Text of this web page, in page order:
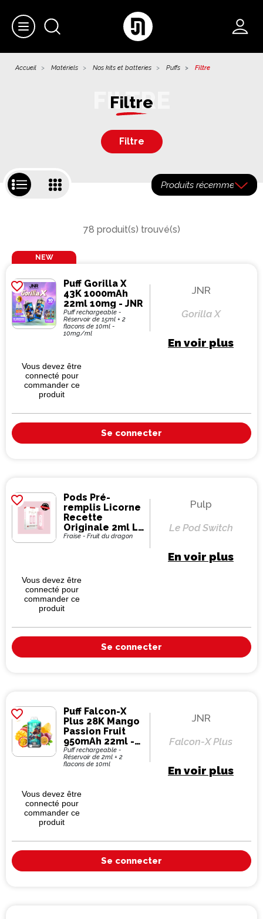
Accueil Matériels Nos kits et batteries Puffs Filtre
Filtre
Filtre
78 produit(s) trouvé(s)
NEW
favorite_border
Puff Gorilla X
43K 1000mAh
22ml 10mg - JNR
Puff rechargeable -
Réservoir de 15ml + 2
flacons de 10ml -
10mg/ml
JNR
Gorilla X
En voir plus
Vous devez être
connecté pour
commander ce
produit
Se connecter
favorite_border
Pods Pré-
remplis Licorne
Recette
Originale 2ml Le
Pod Switch -
Fraise - Fruit du dragon
Pulp
Le Pod Switch
En voir plus
Vous devez être
connecté pour
commander ce
produit
Se connecter
favorite_border
Puff Falcon-X
Plus 28K Mango
Passion Fruit
950mAh 22ml -
JNR
Puff rechargeable -
Réservoir de 2ml + 2
flacons de 10ml
JNR
Falcon-X Plus
En voir plus
Vous devez être
connecté pour
commander ce
produit
Se connecter